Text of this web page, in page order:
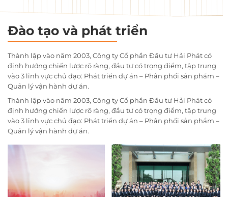
Đào tạo và phát triển
Thành lập vào năm 2003, Công ty Cổ phần Đầu tư Hải Phát có
định hướng chiến lược rõ ràng, đầu tư có trọng điểm, tập trung
vào 3 lĩnh vực chủ đạo: Phát triển dự án – Phân phối sản phẩm –
Quản lý vận hành dự án.
Thành lập vào năm 2003, Công ty Cổ phần Đầu tư Hải Phát có
định hướng chiến lược rõ ràng, đầu tư có trọng điểm, tập trung
vào 3 lĩnh vực chủ đạo: Phát triển dự án – Phân phối sản phẩm –
Quản lý vận hành dự án.